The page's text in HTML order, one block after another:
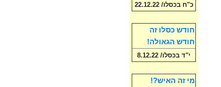
כ"ח בכסלו/ 22.12.22
חודש כסלו זה
חודש הגאולה!
י"ד בכסלו/ 8.12.22
מי זה האיש?!